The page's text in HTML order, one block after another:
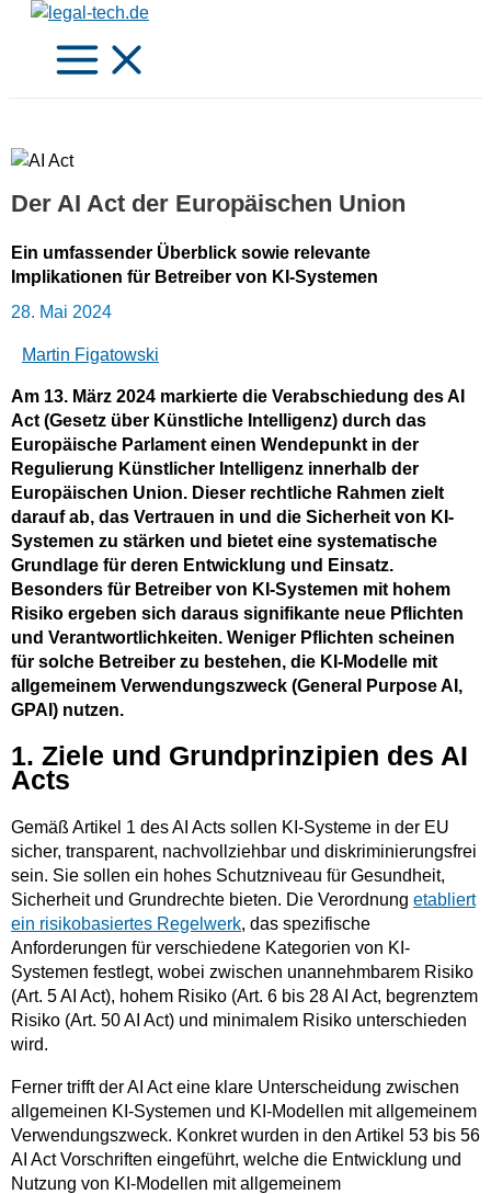
Zum
springen
Der AI Act der Europäischen Union
Ein umfassender Überblick sowie relevante
Implikationen für Betreiber von KI-Systemen
28. Mai 2024
Martin Figatowski
Am 13. März 2024 markierte die Verabschiedung des AI
Act (Gesetz über Künstliche Intelligenz) durch das
Europäische Parlament einen Wendepunkt in der
Regulierung Künstlicher Intelligenz innerhalb der
Europäischen Union. Dieser rechtliche Rahmen zielt
darauf ab, das Vertrauen in und die Sicherheit von KI-
Systemen zu stärken und bietet eine systematische
Grundlage für deren Entwicklung und Einsatz.
Besonders für Betreiber von KI-Systemen mit hohem
Risiko ergeben sich daraus signifikante neue Pflichten
und Verantwortlichkeiten. Weniger Pflichten scheinen
für solche Betreiber zu bestehen, die KI-Modelle mit
allgemeinem Verwendungszweck (General Purpose AI,
GPAI) nutzen.
1. Ziele und Grundprinzipien des AI
Acts
Gemäß Artikel 1 des AI Acts sollen KI-Systeme in der EU
sicher, transparent, nachvollziehbar und diskriminierungsfrei
sein. Sie sollen ein hohes Schutzniveau für Gesundheit,
Sicherheit und Grundrechte bieten. Die Verordnung etabliert
ein risikobasiertes Regelwerk, das spezifische
Anforderungen für verschiedene Kategorien von KI-
Systemen festlegt, wobei zwischen unannehmbarem Risiko
(Art. 5 AI Act), hohem Risiko (Art. 6 bis 28 AI Act, begrenztem
Risiko (Art. 50 AI Act) und minimalem Risiko unterschieden
wird.
Ferner trifft der AI Act eine klare Unterscheidung zwischen
allgemeinen KI-Systemen und KI-Modellen mit allgemeinem
Verwendungszweck. Konkret wurden in den Artikel 53 bis 56
AI Act Vorschriften eingeführt, welche die Entwicklung und
Nutzung von KI-Modellen mit allgemeinem